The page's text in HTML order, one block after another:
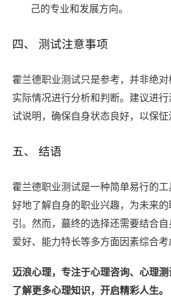
己的专业和发展方向。
四、 测试注意事项
霍兰德职业测试只是参考，并非绝
实际情况进行分析和判断。建议进
试说明，确保自身状态良好，以保怔
五、 结语
霍兰德职业测试是一种简单易行的
好地了解自身的职业兴趣，为未来
引。然而，蕞终的选择还需要结合
爱好、能力特长等多方面因素综合考
迈浪心理，专注于心理咨询、心理测
了解更多心理知识，开启精彩人生。